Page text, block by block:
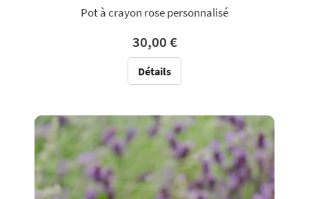
Pot à crayon rose personnalisé
30,00 €
Détails